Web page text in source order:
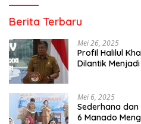
Berita Terbaru
Mei 26, 2025
Profil Halilul
Dilantik
Mei 6, 2025
Sederhana dan
6 Manado